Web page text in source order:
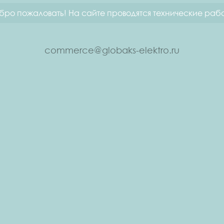
пожаловать! На сайте проводятся технические
commerce@globaks-elektro.ru